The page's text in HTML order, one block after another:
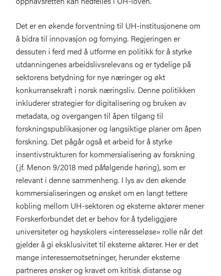
Det er en økende forventning til UH-institusjonene om
å bidra til innovasjon og fornying. Regjeringen er
dessuten i ferd med å utforme en politikk for å styrke
utdanningenes arbeidslivsrelevans og er tydelige på
sektorens betydning for nye næringer og økt
konkurransekraft i norsk næringsliv. Denne politikken
inkluderer strategier for digitalisering og bruken av
metadata, og overgangen til åpen tilgang til
forskningspublikasjoner og langsiktige planer om åpen
forskning. Det pågår også et arbeid for å styrke
insentivstrukturen for kommersialisering av forskning
(jf. Menon 9/2018 med påfølgende høring), som er
relevant i denne sammenheng. I lys av den økende
kommersialiseringen og ønsket om en langt tettere
kobling mellom UH-sektoren og eksterne aktører mener
Forskerforbundet det er behov for å tydeliggjøre
universiteter og høyskolers «interesseløse» rolle når det
gjelder å gi eksklusivitet til eksterne aktører. Her er det
mange interessemotsetninger, herunder eksterne
partneres ønsker og kravet om kritisk distanse og